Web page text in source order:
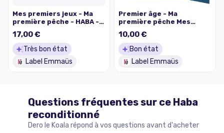
Mes premiers jeux - Ma
première pêche - HABA -
Dès 2 ans
17,00 €
Très bon état
Label Emmaüs
Premier âge - Ma
première pêche Mes
premiers jeux - Haba - Dès
2 ans.
10,00 €
Bon état
Label Emmaüs
Questions fréquentes sur ce Haba
reconditionné
Dero le Koala répond à vos questions avant d'acheter